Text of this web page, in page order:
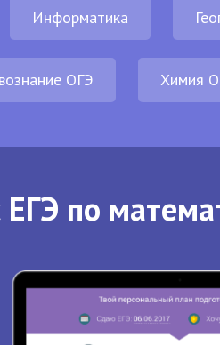
Информатика
ОГЭ Химия
по